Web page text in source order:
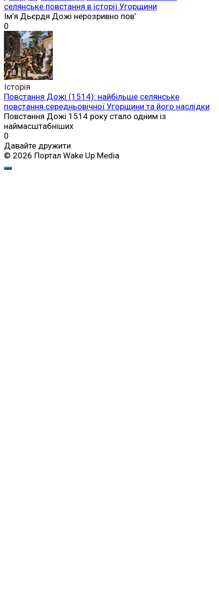
селянське повстання в історії Угорщини
Ім’я Дьєрдя Дожі нерозривно пов’
0
Історія
Повстання Дожі (1514): найбільше селянське
повстання середньовічної Угорщини та його наслідки
Повстання Дожі 1514 року стало одним із
наймасштабніших
0
Давайте дружити
© 2026 Портал Wake Up Media